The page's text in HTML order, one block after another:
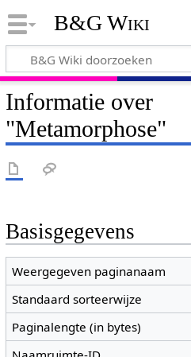
B&G Wiki
Informatie over
"Metamorphose"
Basisgegevens
Weergegeven paginanaam
Standaard sorteerwijze
Paginalengte (in bytes)